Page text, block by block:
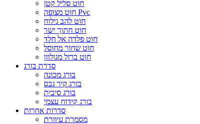
חוט סליל קטן
חוט מצופה Pvc
חוט להב גילוח
חוט חתוך ישר
חוט פלדה אל חלד
חוט שחור מחוסל
חוט ברזל מגולוון
סדרת בורג
בורג מכונה
בורג קיר גבס
בורג סיבית
בורג קידוח עצמי
סדרות אחרות
מסמרת עיוורת